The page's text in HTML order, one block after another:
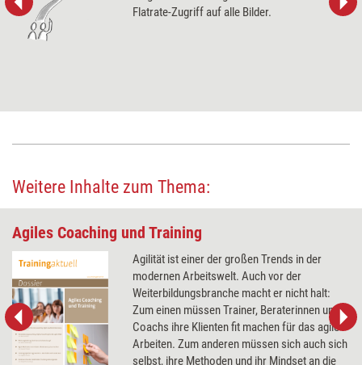
Flatrate-Zugriff auf alle Bilder.
Weitere Inhalte zum Thema:
Agiles Coaching und Training
Agilität ist einer der großen Trends in der
modernen Arbeitswelt. Auch vor der
Weiterbildungsbranche macht er nicht halt:
Zum einen müssen Trainer, Beraterinnen und
Coachs ihre Klienten fit machen für das agile
Arbeiten. Zum anderen müssen sich auch sich
selbst, ihre Methoden und ihr Mindset an die